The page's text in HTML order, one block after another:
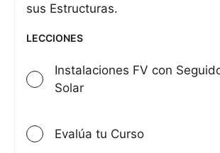
sus Estructuras.
LECCIONES
Instalaciones FV con
Solar
Evalúa tu Curso